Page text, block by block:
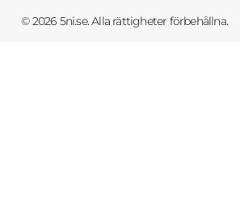
© 2026 5ni.se. Alla rättigheter förbehållna.